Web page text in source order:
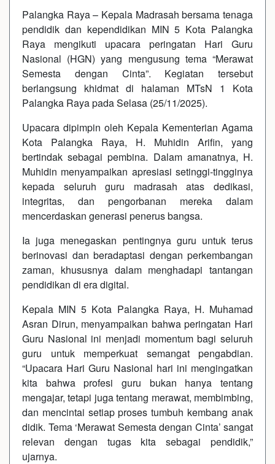
Palangka Raya – Kepala Madrasah bersama tenaga
pendidik dan kependidikan MIN 5 Kota Palangka
Raya mengikuti upacara peringatan Hari Guru
Nasional (HGN) yang mengusung tema “Merawat
Semesta dengan Cinta”. Kegiatan tersebut
berlangsung khidmat di halaman MTsN 1 Kota
Palangka Raya pada Selasa (25/11/2025).
Upacara dipimpin oleh Kepala Kementerian Agama
Kota Palangka Raya, H. Muhidin Arifin, yang
bertindak sebagai pembina. Dalam amanatnya, H.
Muhidin menyampaikan apresiasi setinggi-tingginya
kepada seluruh guru madrasah atas dedikasi,
integritas, dan pengorbanan mereka dalam
mencerdaskan generasi penerus bangsa.
Ia juga menegaskan pentingnya guru untuk terus
berinovasi dan beradaptasi dengan perkembangan
zaman, khususnya dalam menghadapi tantangan
pendidikan di era digital.
Kepala MIN 5 Kota Palangka Raya, H. Muhamad
Asran Dirun, menyampaikan bahwa peringatan Hari
Guru Nasional ini menjadi momentum bagi seluruh
guru untuk memperkuat semangat pengabdian.
“Upacara Hari Guru Nasional hari ini mengingatkan
kita bahwa profesi guru bukan hanya tentang
mengajar, tetapi juga tentang merawat, membimbing,
dan mencintai setiap proses tumbuh kembang anak
didik. Tema ‘Merawat Semesta dengan Cinta’ sangat
relevan dengan tugas kita sebagai pendidik,”
ujarnya.